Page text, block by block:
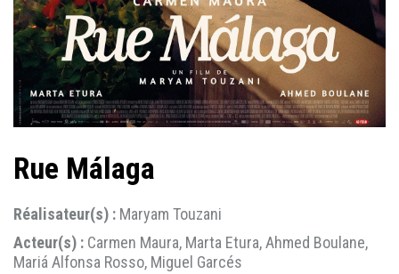
Rue Málaga
Réalisateur(s) : Maryam Touzani
Acteur(s) : Carmen Maura, Marta Etura, Ahmed Boulane,
Mariá Alfonsa Rosso, Miguel Garcés